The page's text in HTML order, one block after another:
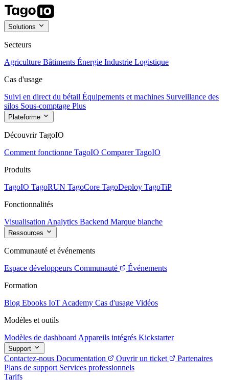
Solutions
Secteurs
Agriculture Bâtiments Énergie Industrie Logistique
Cas d'usage
Suivi en direct du bétail Équipements et machines Surveillance des
silos Sous-comptage Plus
Plateforme
Découvrir TagoIO
Comment fonctionne TagoIO Comparer TagoIO
Produits
TagoIO TagoRUN TagoCore TagoDeploy TagoTiP
Fonctionnalités
Visualisation Analytics Backend Marque blanche
Ressources
Communauté et événements
Espace développeurs Communauté
Événements
Formation
Blog Ebooks IoT Academy Cas d'usage Vidéos
Modèles et outils
Modèles de dashboard Appareils intégrés Kickstarter
Support
Contactez-nous Documentation Ouvrir un ticket
Partenaires
Plans de support Services professionnels
Tarifs